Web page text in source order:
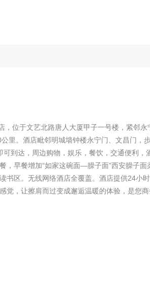
，位于文艺北路唐人大厦甲子一号楼，紧邻
里。酒店毗邻明城墙钟楼永宁门、文昌门，
到达，周边购物，娱乐，餐饮，交通便利，
，早餐增加“如家这碗面—臊子面”西安臊子面
书区。无线网络酒店全覆盖。酒店提供24小
觉，让擦肩而过变成邂逅温暖的体验，是您商